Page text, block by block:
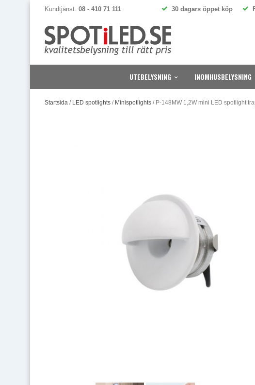
Kundtjänst: 08 - 410 71 111 30 dagars öppet köp
UTEBELYSNING INOMHUSBELYSNING
Startsida / LED spotlights / Minispotlights / P-148MW 1,2W mini LED spotlight